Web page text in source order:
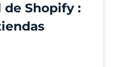
Shopify :